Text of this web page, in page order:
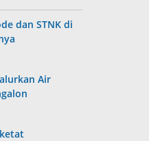
dan STNK di
Air